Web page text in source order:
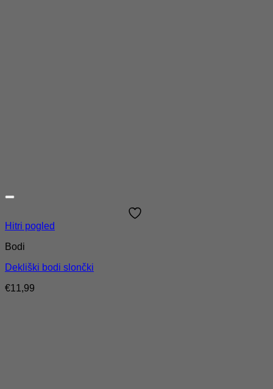
Hitri pogled
Bodi
Dekliški bodi slončki
€11,99